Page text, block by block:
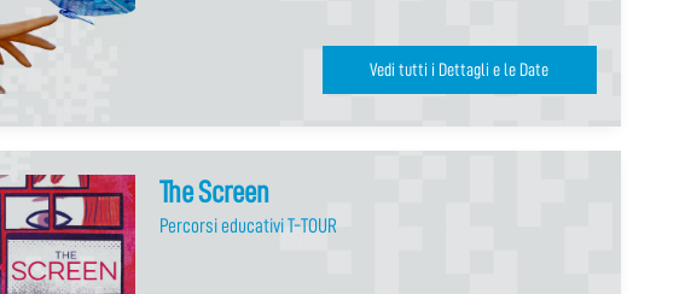
Vedi tutti i Dettagli e le Date
The Screen
Percorsi educativi T-TOUR